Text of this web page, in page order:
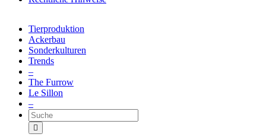
Tier­pro­duk­tion
Ackerbau
Sonder­kul­turen
Trends
–
The Furrow
Le Sillon
–
Suche